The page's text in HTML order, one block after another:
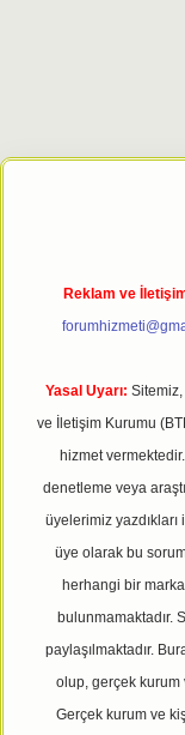
adresitulipbett.net
Reklam ve
Yasal Uyarı:
ve İletişim Kurumu
hizmet
denetleme veya
üyelerimiz
üye olarak bu
herhangi bir
bulunmamaktadır.
paylaşılmaktadır.
olup, gerçek kurum
Gerçek kurum ve